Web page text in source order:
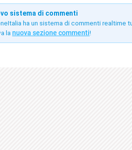
sistema di commenti
ha un sistema di commenti realtime
la nuova sezione commenti!